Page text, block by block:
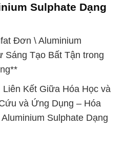
Sulphate Dạng
Đơn \ Aluminium
Sáng Tạo Bất Tận trong
Kết Giữa Hóa Học và
và Ứng Dụng – Hóa
Sulphate Dạng